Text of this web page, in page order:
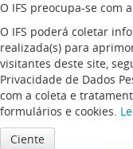
O IFS preocupa-se com
O IFS poderá coletar
realizada(s) para
visitantes deste site,
Privacidade de Dados
com a coleta e
formulários e cookies.
Ciente